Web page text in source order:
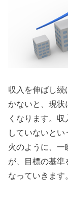
収入を伸ばし続
かないと、現状
くなります。
していないと
火のように、一
が、目標の基準
なっていきます